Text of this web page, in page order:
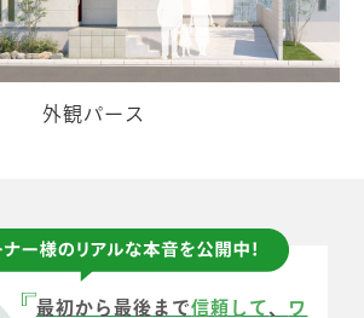
外観パース
最初から最後まで信頼して 、
ワ